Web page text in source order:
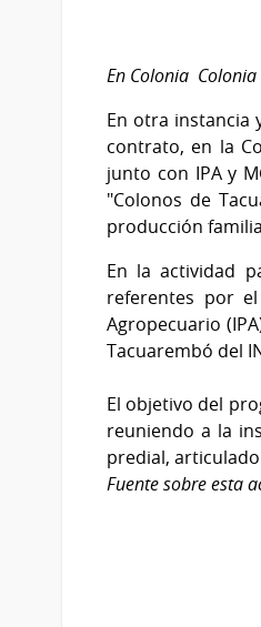
En Colonia Colonia
En otra instancia
contrato, en la
junto con IPA y
"Colonos de
producción
En la actividad
referentes por
Agropecuario
Tacuarembó del
El objetivo del
reuniendo a la
predial,
Fuente sobre esta